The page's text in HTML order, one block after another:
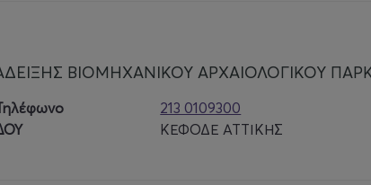
ΒΙΟΜΗΧΑΝΙΚΟΥ ΑΡΧΑΙΟΛΟΓΙΚΟΥ
213 0109300
ΚΕΦΟΔΕ ΑΤΤΙΚΗΣ